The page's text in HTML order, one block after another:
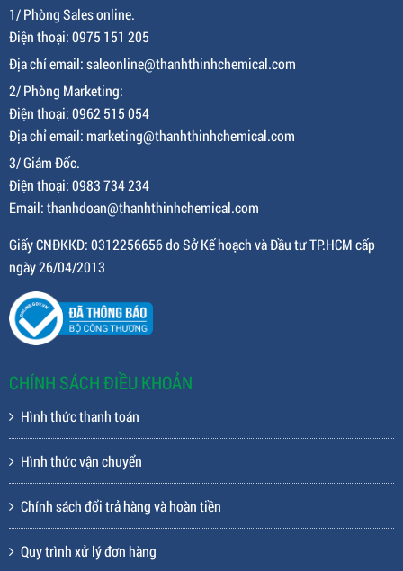
1/ Phòng Sales online.
Điện thoại: 0975 151 205
Địa chỉ email: saleonline@thanhthinhchemical.com
2/ Phòng Marketing:
Điện thoại: 0962 515 054
Địa chỉ email: marketing@thanhthinhchemical.com
3/ Giám Đốc.
Điện thoại: 0983 734 234
Email: thanhdoan@thanhthinhchemical.com
Giấy CNĐKKD: 0312256656 do Sở Kế hoạch và Đầu tư TP.HCM cấp
ngày 26/04/2013
CHÍNH SÁCH ĐIỀU KHOẢN
Hình thức thanh toán
Hình thức vận chuyển
Chính sách đổi trả hàng và hoàn tiền
Quy trình xử lý đơn hàng